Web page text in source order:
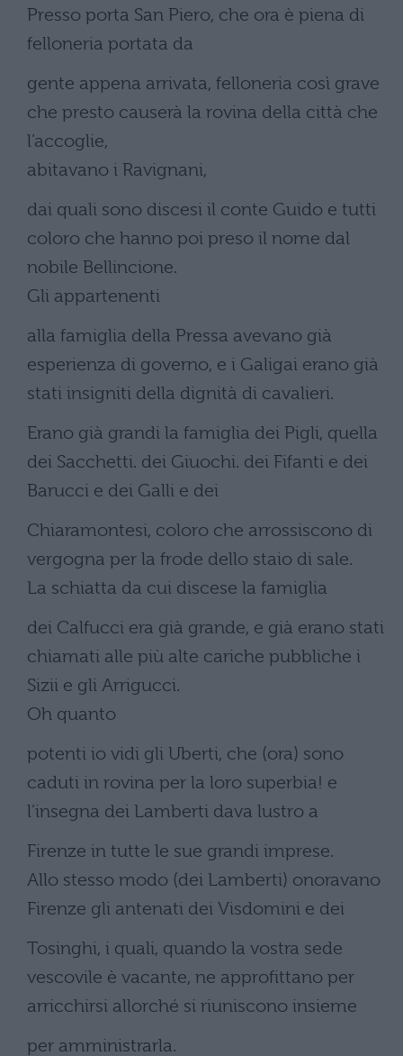
Presso porta San Piero, che ora è piena di
felloneria portata da
gente appena arrivata, felloneria così grave
che presto causerà la rovina della città che
l’accoglie,
abitavano i Ravignani,
dai quali sono discesi il conte Guido e tutti
coloro che hanno poi preso il nome dal
nobile Bellincione.
Gli appartenenti
alla famiglia della Pressa avevano già
esperienza di governo, e i Galigai erano già
stati insigniti della dignità di cavalieri.
Erano già grandi la famiglia dei Pigli, quella
dei Sacchetti. dei Giuochi. dei Fifanti e dei
Barucci e dei Galli e dei
Chiaramontesi, coloro che arrossiscono di
vergogna per la frode dello staio di sale.
La schiatta da cui discese la famiglia
dei Calfucci era già grande, e già erano stati
chiamati alle più alte cariche pubbliche i
Sizii e gli Arrigucci.
Oh quanto
potenti io vidi gli Uberti, che (ora) sono
caduti in rovina per la loro superbia! e
l’insegna dei Lamberti dava lustro a
Firenze in tutte le sue grandi imprese.
Allo stesso modo (dei Lamberti) onoravano
Firenze gli antenati dei Visdomini e dei
Tosinghi, i quali, quando la vostra sede
vescovile è vacante, ne approfittano per
arricchirsi allorché si riuniscono insieme
per amministrarla.